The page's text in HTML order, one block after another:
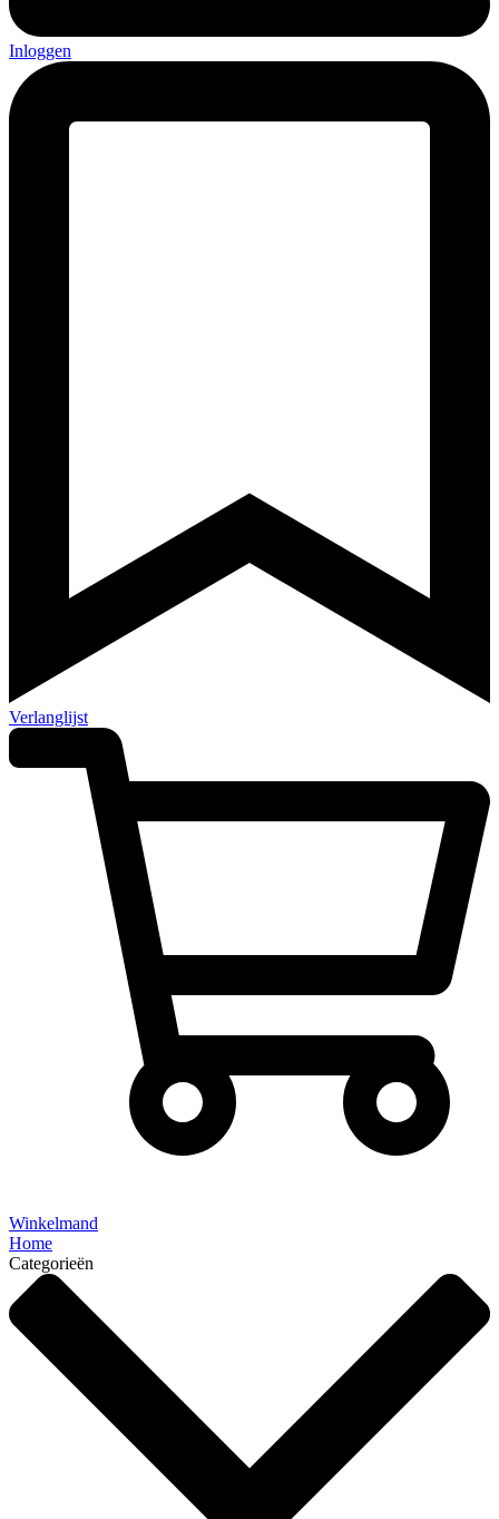
Inloggen
Verlanglijst
Winkelmand
Home
Categorieën